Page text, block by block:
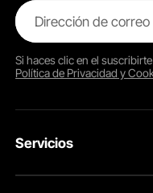
Dirección de
Si haces clic en elsuscribirte
Política de Privacidad y
Servicios